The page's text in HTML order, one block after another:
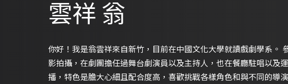
雲祥 翁
你好！我是翁雲祥來自新竹，目前在中國文化大學就讀戲劇學系。
影拍攝，在劇團擔任過舞台劇演員以及主持人，也在餐廳駐唱以及
播，特色是膽大心細且配合度高，喜歡挑戰各樣角色和與不同的導